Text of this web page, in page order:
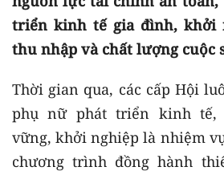
triển kinh tế gia đình, khởi
thu nhập và chất lượng cuộc
Thời gian qua, các cấp Hội
phụ nữ phát triển kinh tế,
vững, khởi nghiệp là nhiệm
chương trình đồng hành